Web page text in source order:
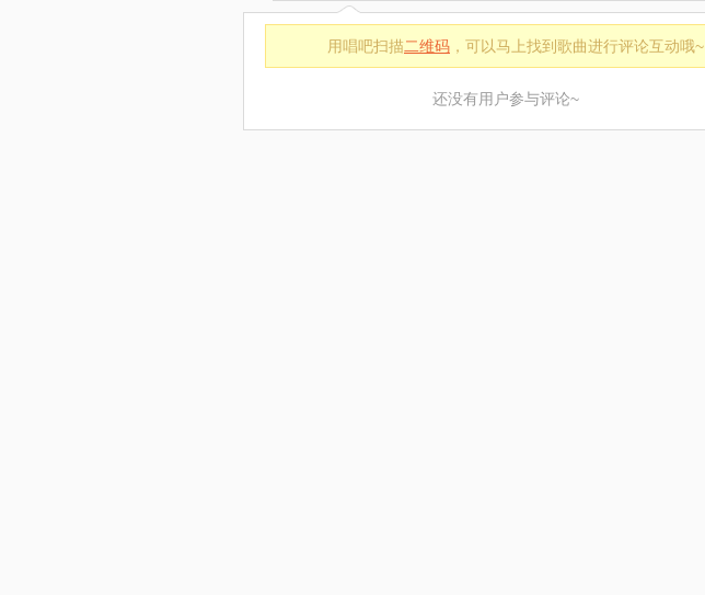
用唱吧扫描二维码 ，可以马上找到歌曲进行评论互动哦~
还没有用户参与评论~